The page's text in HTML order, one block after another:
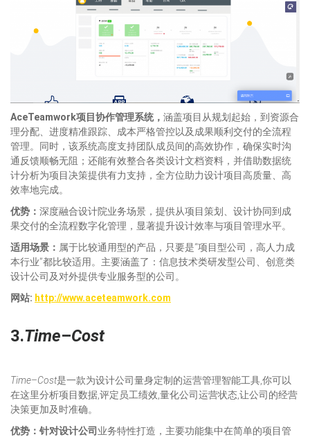
AceTeamwork项目协作管理系统， 涵盖项目从规划起始，到资源合
理分配、进度精准跟踪、成本严格管控以及成果顺利交付的全流程
管理。同时，该系统高度支持团队成员间的高效协作，确保实时沟
通反馈顺畅无阻；还能有效整合各类设计文档资料，并借助数据统
计分析为项目决策提供有力支持，全方位助力设计项目高质量、高
效率地完成。
优势： 深度融合设计院业务场景，提供从项目策划、设计协同到成
果交付的全流程数字化管理，显著提升设计效率与项目管理水平。
适用场景： 属于比较通用型的产品，只要是“项目型公司，高人力成
本行业”都比较适用。主要涵盖了：信息技术类研发型公司、创意类
设计公司及对外提供专业服务型的公司。
网站: http://www.aceteamwork.com
3.Time–Cost
Time–Cost是一款为设计公司量身定制的运营管理智能工具,你可以
在这里分析项目数据,评定员工绩效,量化公司运营状态,让公司的经营
决策更加及时准确。
优势：针对设计公司业务特性打造，主要功能集中在简单的项目管